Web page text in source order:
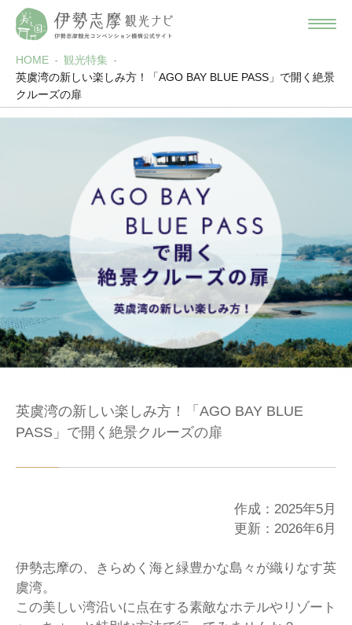
HOME
観光特集
英虞湾の新しい楽しみ方！「AGO BAY BLUE PASS」で開く絶景
クルーズの扉
英虞湾の新しい楽しみ方！「AGO BAY BLUE
PASS」で開く絶景クルーズの扉
作成：2025年5月
更新：2026年6月
伊勢志摩の、きらめく海と緑豊かな島々が織りなす英
虞湾。
この美しい湾沿いに点在する素敵なホテルやリゾート